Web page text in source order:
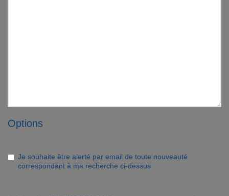
Options
Je souhaite être alerté par email de toute nouveauté
correspondant à ma recherche ci-dessus